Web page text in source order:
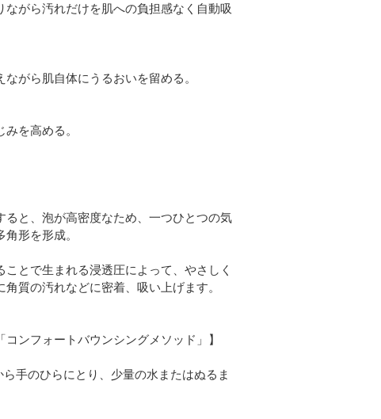
がら汚れだけを肌への負担感なく自動吸
がら​肌自体にうるおいを留める​​​。
を高める。
ると、泡が高密度なため、一つひとつの気
形を形成。
とで生まれる浸透圧によって、やさしく
質の汚れなどに密着、吸い上げます。
コンフォートバウンシングメソッド」】
手のひらにとり、少量の水またはぬるま